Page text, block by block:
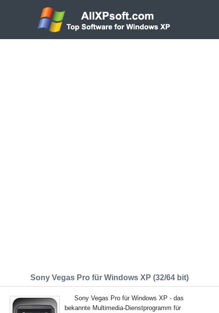
Sony Vegas Pro für Windows XP (32/64 bit)
Sony Vegas Pro für Windows XP - das
bekannte Multimedia-Dienstprogramm für